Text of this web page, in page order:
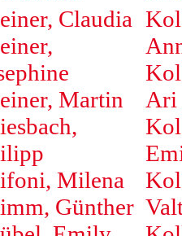
Claudia
Martin
Milena
Günther
Ari